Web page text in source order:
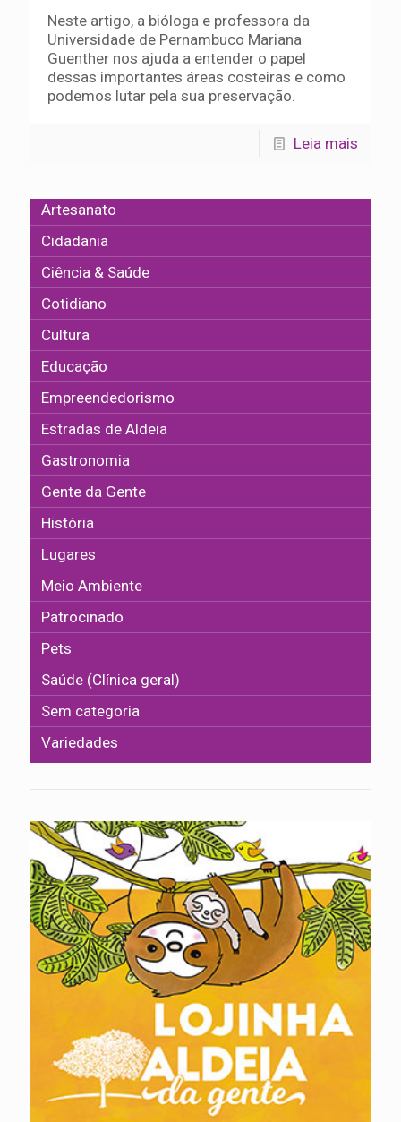
Neste artigo, a bióloga e professora da
Universidade de Pernambuco Mariana
Guenther nos ajuda a entender o papel
dessas importantes áreas costeiras e como
podemos lutar pela sua preservação.
Leia mais
Artesanato
Cidadania
Ciência & Saúde
Cotidiano
Cultura
Educação
Empreendedorismo
Estradas de Aldeia
Gastronomia
Gente da Gente
História
Lugares
Meio Ambiente
Patrocinado
Pets
Saúde (Clínica geral)
Sem categoria
Variedades